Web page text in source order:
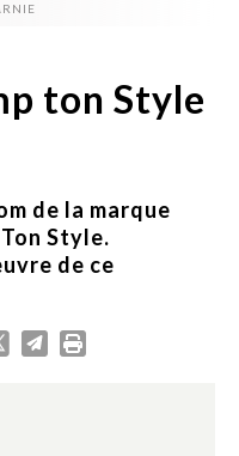
ton Style
de la marque
Style.
de ce